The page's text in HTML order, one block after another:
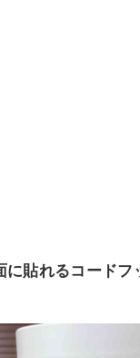
に貼れるコードフ